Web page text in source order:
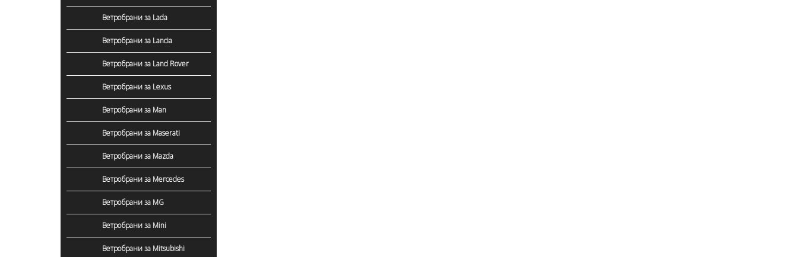
Ветробрани за Lada
Ветробрани за Lancia
Ветробрани за Land Rover
Ветробрани за Lexus
Ветробрани за Man
Ветробрани за Maserati
Ветробрани за Mazda
Ветробрани за Mercedes
Ветробрани за MG
Ветробрани за Mini
Ветробрани за Mitsubishi